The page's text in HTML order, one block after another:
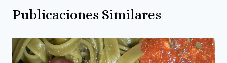
Publicaciones Similares